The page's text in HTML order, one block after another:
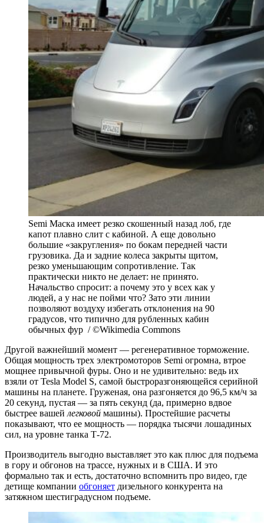
Semi Маска имеет резко скошенный назад лоб, где
капот плавно слит с кабиной. А еще довольно
большие «закругления» по бокам передней части
грузовика. Да и задние колеса закрыты щитом,
резко уменьшающим сопротивление. Так
практически никто не делает: не принято.
Начальство спросит: а почему это у всех как у
людей, а у нас не пойми что? Зато эти линии
позволяют воздуху избегать отклонения на 90
градусов, что типично для рубленных кабин
обычных фур / ©Wikimedia Commons
Другой важнейший момент — регенеративное торможение.
Общая мощность трех электромоторов Semi огромна, втрое
мощнее привычной фуры. Оно и не удивительно: ведь их
взяли от Tesla Model S, самой быстроразгоняющейся серийной
машины на планете. Груженая, она разгоняется до 96,5 км/ч за
20 секунд, пустая — за пять секунд (да, примерно вдвое
быстрее вашей легковой машины). Простейшие расчеты
показывают, что ее мощность — порядка тысячи лошадиных
сил, на уровне танка Т-72.
Производитель выгодно выставляет это как плюс для подъема
в гору и обгонов на трассе, нужных и в США. И это
формально так и есть, достаточно вспомнить про видео, где
детище компании обгоняет дизельного конкурента на
затяжном шестиградусном подъеме.